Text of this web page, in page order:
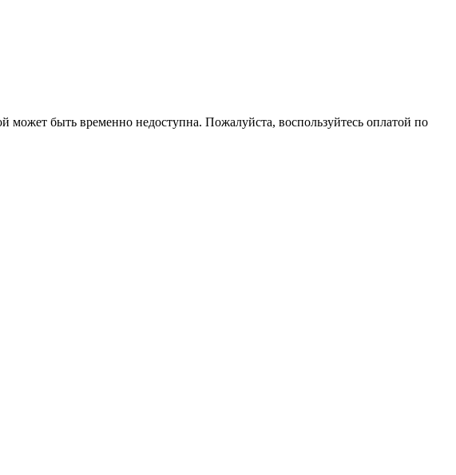
может быть временно недоступна. Пожалуйста, воспользуйтесь оплатой по